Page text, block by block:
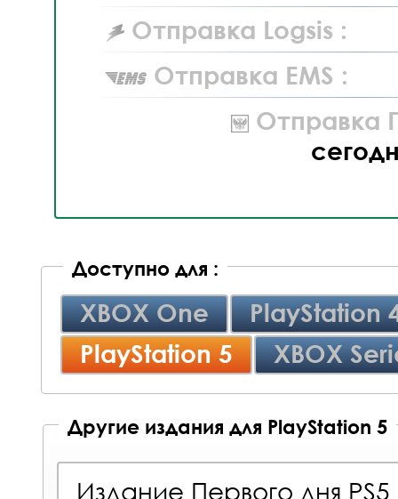
Отправка Logsis :
Отправка EMS :
Отправка
Доступно для :
XBOX One
PlayStation
PlayStation 5
XBOX
Другие издания для PlayStation 5
Издание Первого дня PS5